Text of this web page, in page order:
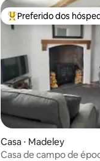
Entre os melhores
Preferido dos
Casa ⋅ Madeley
Casa de campo de